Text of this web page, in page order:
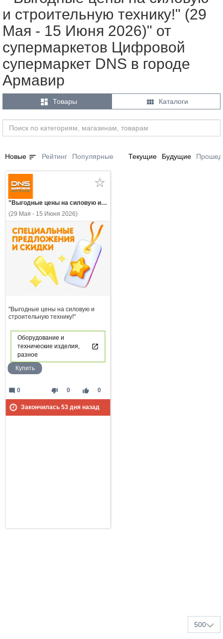
и строительную технику!" (29
Мая - 15 Июня 2026)" от
супермаркетов Цифровой
супермаркет DNS в городе
Армавир
 Товары  Каталоги
Новые sort Рейтинг Популярные Текущие Будущие
"Выгодные цены на силовую и строительную технику!"
(29 Мая - 15 Июня 2026)
"Выгодные цены на силовую и
строительную технику!"
Оборудование и
технические изделия,
разное
Купить
thumb_down 0 thumb_up 0
mode_comment 0
Закончилась 53дня назад
500